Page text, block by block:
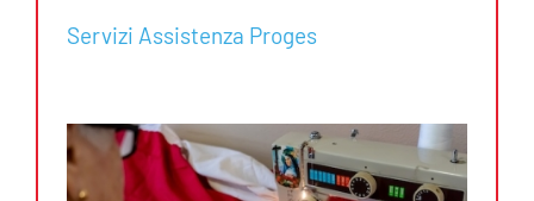
Servizi Assistenza Proges